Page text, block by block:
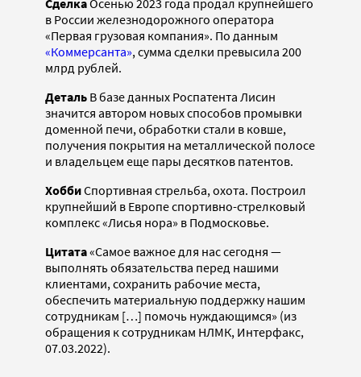
СделкаОсенью 2023 года продал крупнейшего
в России железнодорожного оператора
«Первая грузовая компания». По данным
«Коммерсанта», сумма сделки превысила 200
млрд рублей.
Деталь В базе данных Роспатента Лисин
значится автором новых способов промывки
доменной печи, обработки стали в ковше,
получения покрытия на металлической полосе
и владельцем еще пары десятков патентов.
ХоббиСпортивная стрельба, охота. Построил
крупнейший в Европе спортивно-стрелковый
комплекс «Лисья нора» в Подмосковье.
Цитата«Самое важное для нас сегодня —
выполнять обязательства перед нашими
клиентами, сохранить рабочие места,
обеспечить материальную поддержку нашим
сотрудникам […] помочь нуждающимся» (из
обращения к сотрудникам НЛМК, Интерфакс,
07.03.2022).